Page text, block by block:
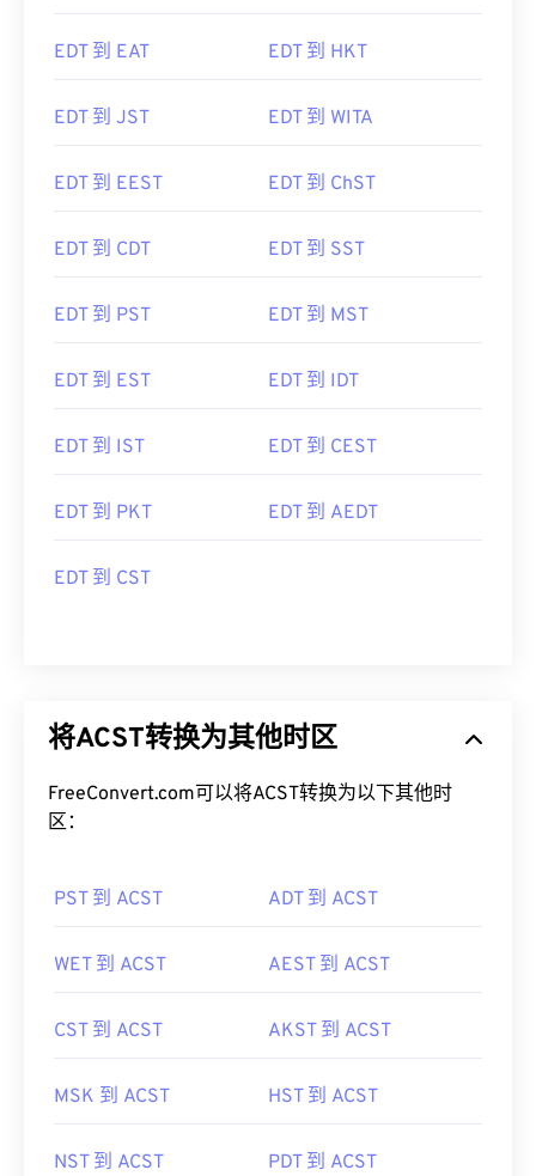
EDT 到 EAT EDT 到 HKT
EDT 到 JST EDT 到 WITA
EDT 到 EEST EDT 到 ChST
EDT 到 CDT EDT 到 SST
EDT 到 PST EDT 到 MST
EDT 到 EST EDT 到 IDT
EDT 到 IST EDT 到 CEST
EDT 到 PKT EDT 到 AEDT
EDT 到 CST
将ACST转换为其他时区
FreeConvert.com可以将ACST转换为以下其他时
区：
PST 到 ACST ADT 到 ACST
WET 到 ACST AEST 到 ACST
CST 到 ACST AKST 到 ACST
MSK 到 ACST HST 到 ACST
NST 到 ACST PDT 到 ACST